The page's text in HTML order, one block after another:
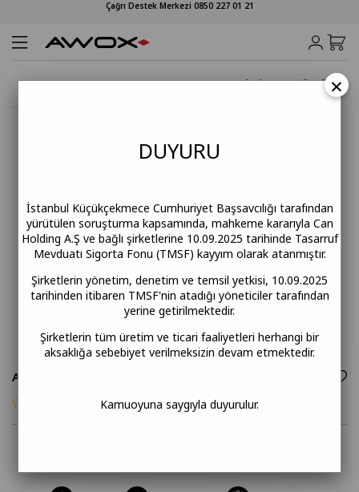
Çağrı Destek Merkezi 0850 227 01 21
Anasayfa Cezveler AWOX CAFFEEN ELEKTRİKLİ CEZVE MÜRDÜM
AWOX CAFFEEN ELEKTRİKLİ CEZVE MÜRDÜM
×
DUYURU
İstanbul Küçükçekmece Cumhuriyet Başsavcılığı tarafından
yürütülen soruşturma kapsamında, mahkeme kararıyla Can
Holding A.Ş ve bağlı şirketlerine 10.09.2025 tarihinde Tasarruf
Mevduatı Sigorta Fonu (TMSF) kayyım olarak atanmıştır.
Şirketlerin yönetim, denetim ve temsil yetkisi, 10.09.2025
tarihinden itibaren TMSF'nin atadığı yöneticiler tarafından
yerine getirilmektedir.
Şirketlerin tüm üretim ve ticari faaliyetleri herhangi bir
aksaklığa sebebiyet verilmeksizin devam etmektedir.
Kamuoyuna saygıyla duyurulur.